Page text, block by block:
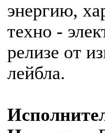
энергию,
техно -
релизе от
лейбла.